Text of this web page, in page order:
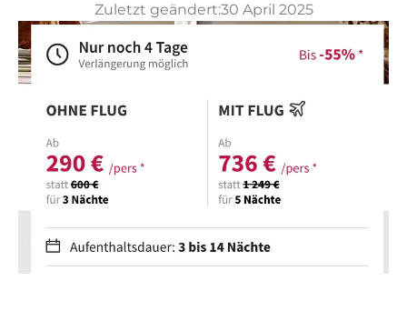
Zuletzt geändert:30 April 2025